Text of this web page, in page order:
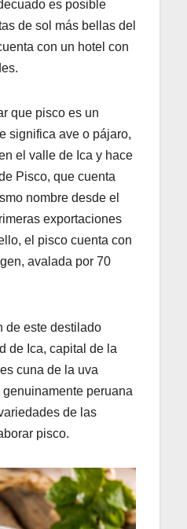
es posible
de sol más bellas del
con un hotel con
que pisco es un
significa ave o pájaro,
el valle de Ica y hace
Pisco, que cuenta
nombre desde el
exportaciones
el pisco cuenta con
avalada por 70
de este destilado
de Ica, capital de la
cuna de la uva
peruana
de las
pisco.